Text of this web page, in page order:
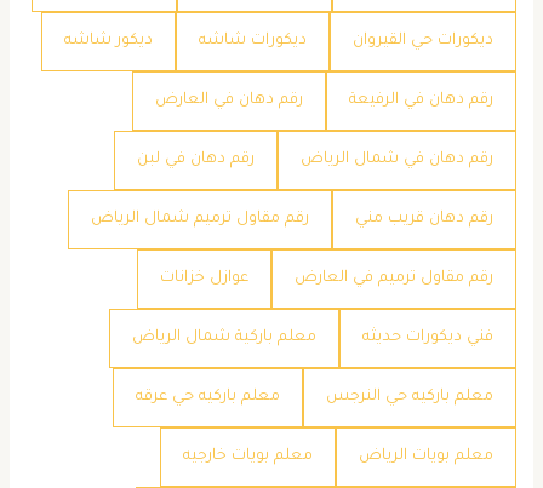
ديكورات حي القيروان ديكورات شاشه ديكور شاشه
رقم دهان في الرفيعة رقم دهان في العارض
رقم دهان في شمال الرياض رقم دهان في لبن
رقم دهان قريب مني رقم مقاول ترميم شمال الرياض
رقم مقاول ترميم في العارض عوازل خزانات
فني ديكورات حديثه معلم باركية شمال الرياض
معلم باركيه حي النرجس معلم باركيه حي عرقه
معلم بويات الرياض معلم بويات خارجيه